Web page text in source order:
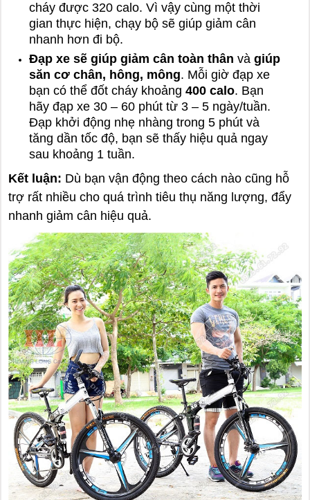
cháy được 320 calo. Vì vậy cùng một thời
gian thực hiện, chạy bộ sẽ giúp giảm cân
nhanh hơn đi bộ.
Đạp xe sẽ giúp giảm cân toàn thân và giúp
săn cơ chân, hông, mông. Mỗi giờ đạp xe
bạn có thể đốt cháy khoảng 400 calo. Bạn
hãy đạp xe 30 – 60 phút từ 3 – 5 ngày/tuần.
Đạp khởi động nhẹ nhàng trong 5 phút và
tăng dần tốc độ, bạn sẽ thấy hiệu quả ngay
sau khoảng 1 tuần.
Kết luận: Dù bạn vận động theo cách nào cũng hỗ
trợ rất nhiều cho quá trình tiêu thụ năng lượng, đẩy
nhanh giảm cân hiệu quả.